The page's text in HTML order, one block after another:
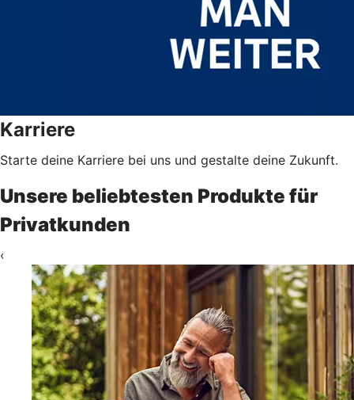
Karriere
Starte deine Karriere bei uns und gestalte deine Zukunft.
Unsere beliebtesten Produkte für
Privatkunden
‹